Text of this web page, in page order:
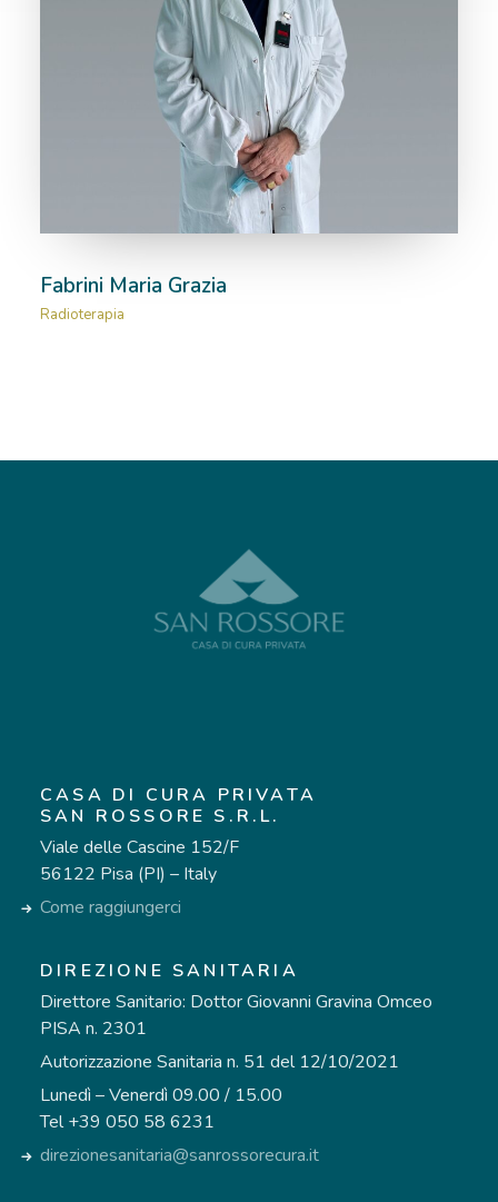
Fabrini Maria Grazia
Radioterapia
CASA DI CURA PRIVATA
SAN ROSSORE S.R.L.
Viale delle Cascine 152/F
56122 Pisa (PI) – Italy
Come raggiungerci
DIREZIONE SANITARIA
Direttore Sanitario: Dottor Giovanni Gravina Omceo
PISA n. 2301
Autorizzazione Sanitaria n. 51 del 12/10/2021
Lunedì – Venerdì 09.00 / 15.00
Tel +39 050 58 6231
direzionesanitaria@sanrossorecura.it